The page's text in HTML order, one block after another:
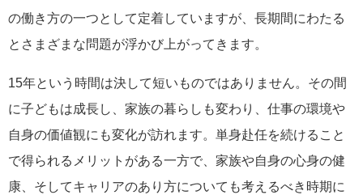
の働き方の一つとして定着していますが、長期間にわたる
とさまざまな問題が浮かび上がってきます。
15年という時間は決して短いものではありません。その間
に子どもは成長し、家族の暮らしも変わり、仕事の環境や
自身の価値観にも変化が訪れます。単身赴任を続けること
で得られるメリットがある一方で、家族や自身の心身の健
康、そしてキャリアのあり方についても考えるべき時期に